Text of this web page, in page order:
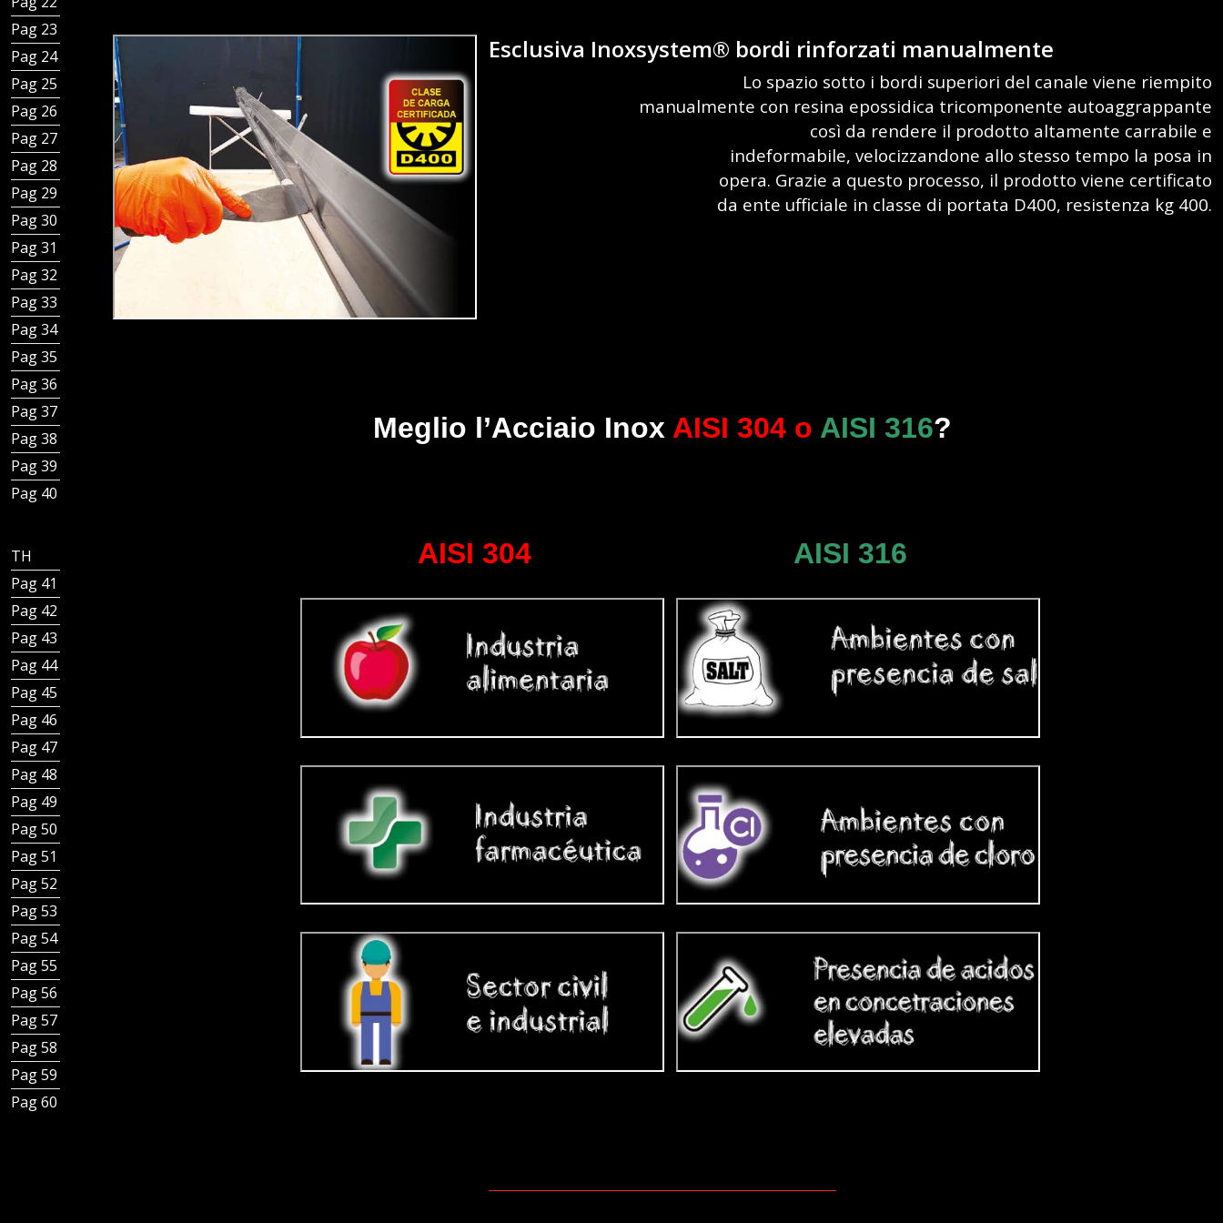
Pag 23 - Tapas sifónicas
Pag 24 - Perfil para esquinas
Pag 25 - Perfil para montaje y terminación
Pag 26 - Alas perimetrales para impermeabilización
Pag 27 - Perfil con alas para impermeabilización
Pag 28 - Perfil con alas para membrana impermeabilizante
Pag 29 - Artículos para suelo vinílicos
Pag 30 - Accesorios
Pag 31 - Sección de canales
Pag 32 - Línea canal de ranura estándar
Pag 33 - Línea canal con ranura antitacón
Pag 34 - Línea canal con rejilla
Pag 35 - Otros canales y accesorios
Pag 36 - Canal bordes rectos ranura central
Pag 37 - Canal bordes rectos ranura lateral
Pag 38 - Canaleta Italia IDrain con sifón
Pag 39 - Canaleta Italia IDrain salida directa
Pag 40 - Inoxsystem® productos certificados
TH - Inoxsystem® Total Hygienic
Pag 41 - Inoxsystem Total Hygienic
Pag 42 - Kit tubo sifónico y cestillo extraíbles
Pag 43 - Kit sifón en forma de copa y cestillo extraíbles
Pag 44 - Sumidero cuadrado con tubo sifónico
Pag 45 - Sumidero cuadrado con sifón en forma de copa
Pag 46 - Sumidero con rejilla con tubo sifónico
Pag 47 - Sumidero con rejilla con sifón en forma de copa
Pag 48 - Canal modular Total Hygienic
Pag 49 - Canal Total Hygienic con rejilla
Pag 50 - Rejillas para Canal Total Hygienic
Pag 51 - Rejillas Design para Canal Total Hygienic
Pag 52 - Sumidero cuadrado con tubo sifónico y conexión
Pag 53 - Sumidero cuadrado con sifón en forma de copa y conexión
Pag 54 - Sumidero con rejilla con tubo sifónico y conexión
Pag 55 - Sumidero con rejilla con sifón en forma de copa y conexión
Pag 56 - Canal Total Hygienic con sumidero en placa
Pag 57 - Canal Total Hygienic con sumidero con rejilla
Pag 58 - Canal Total Hygienic con ranura
Pag 59 - Canal Total Hygienic con rejilla
Pag 60 - Cubrir Total Hygienic
Esclusiva Inoxsystem® bordi rinforzati manualmente
Lo spazio sotto i bordi superiori del canale viene riempito
manualmente con resina epossidica tricomponente autoaggrappante
così da rendere il prodotto altamente carrabile e
indeformabile, velocizzandone allo stesso tempo la posa in
opera. Grazie a questo processo, il prodotto viene certificato
da ente ufficiale in classe di portata D400, resistenza kg 400.
Meglio l’Acciaio Inox AISI 304 o AISI 316?
AISI 304 AISI 316